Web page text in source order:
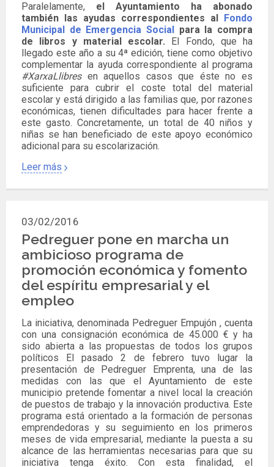
Paralelamente, el Ayuntamiento ha abonado
también las ayudas correspondientes al Fondo
Municipal de Emergencia Social para la compra
de libros y material escolar. El Fondo, que ha
llegado este año a su 4ª edición, tiene como objetivo
complementar la ayuda correspondiente al programa
#XarxaLlibres en aquellos casos que éste no es
suficiente para cubrir el coste total del material
escolar y está dirigido a las familias que, por razones
económicas, tienen dificultades para hacer frente a
este gasto. Concretamente, un total de 40 niños y
niñas se han beneficiado de este apoyo económico
adicional para su escolarización.
Leer más
03/02/2016
Pedreguer pone en marcha un
ambicioso programa de
promoción económica y fomento
del espíritu empresarial y el
empleo
La iniciativa, denominada Pedreguer Empujón , cuenta
con una consignación económica de 45.000 € y ha
sido abierta a las propuestas de todos los grupos
políticos El pasado 2 de febrero tuvo lugar la
presentación de Pedreguer Emprenta, una de las
medidas con las que el Ayuntamiento de este
municipio pretende fomentar a nivel local la creación
de puestos de trabajo y la innovación productiva. Este
programa está orientado a la formación de personas
emprendedoras y su seguimiento en los primeros
meses de vida empresarial, mediante la puesta a su
alcance de las herramientas necesarias para que su
iniciativa tenga éxito. Con esta finalidad, el